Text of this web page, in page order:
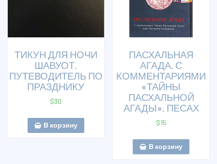
ТИКУН ДЛЯ НОЧИ
ШАВУОТ.
ПУТЕВОДИТЕЛЬ ПО
ПРАЗДНИКУ
$30
В корзину
ПАСХАЛЬНАЯ
АГАДА. С
КОММЕНТАРИЯМИ
«ТАЙНЫ
ПАСХАЛЬНОЙ
АГАДЫ». ПЕСАХ
$15
В корзину